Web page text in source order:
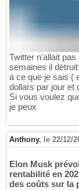
Twitter n'allait
semaines il
à ce que je sais (
dollars par jour et
Si vous voulez
je peux
Anthony, le 22/12/
Elon Musk
rentabilité en
des coûts sur la